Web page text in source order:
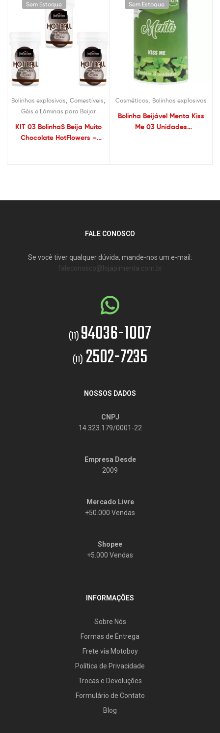
Sem Estoque
Bolinhas explosivas Comestíveis
Géis e Lâminas para Beijar
KIT 03 BolinhaS Beija Muito
Chocolate HotFlowers –
Sem Estoque
Cosméticos Bolinhas explosivas
Bolinha Beijável Menta Kiss
Me 03 Unidades
FALE CONOSCO
Se você tiver qualquer dúvida, mande-nos um e-mail:
faleconosco@lojapimenta.com.br
(11) 94036-1007
(11) 2502-7235
NOSSOS DADOS
CNPJ
14.323.179/0001-22
Empresa Desde
2009
Mercado Livre
+50.000 Vendas
Shopee
+5.000 Vendas
INFORMAÇÕES
Sobre Nós
Formas de Entrega
Frete via Motoboy
Política de Privacidade
Trocas e Devoluções
Formulário de Contato
Blog